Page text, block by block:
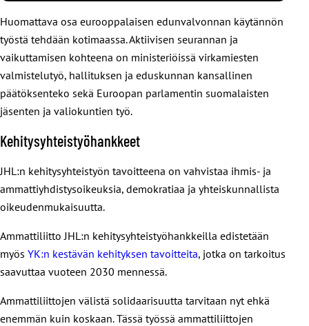
OAJ, Pro, SuPer, Tehy) ovat tärkeimmät EU-vaikuttamiseen
liittyvät yhteistyöfoorumit.
ylittävään kansalaiskeskusteluun EU-asioista
kansalaisjärjestöjen, ay-liikkeen ja työnantajapuolen sekä
puolueiden edustajien kanssa
Huomattava osa eurooppalaisen edunvalvonnan käytännön
työstä tehdään kotimaassa. Aktiivisen seurannan ja
vaikuttamisen kohteena on ministeriöissä virkamiesten
valmistelutyö, hallituksen ja eduskunnan kansallinen
päätöksenteko sekä Euroopan parlamentin suomalaisten
jäsenten ja valiokuntien työ.
Kehitysyhteistyöhankkeet
JHL:n kehitysyhteistyön tavoitteena on vahvistaa ihmis- ja
ammattiyhdistysoikeuksia, demokratiaa ja yhteiskunnallista
oikeudenmukaisuutta.
Ammattiliitto JHL:n kehitysyhteistyöhankkeilla edistetään
myös YK:n kestävän kehityksen tavoitteita, jotka on tarkoitus
saavuttaa vuoteen 2030 mennessä.
Ammattiliittojen välistä solidaarisuutta tarvitaan nyt ehkä
enemmän kuin koskaan. Tässä työssä ammattiliittojen